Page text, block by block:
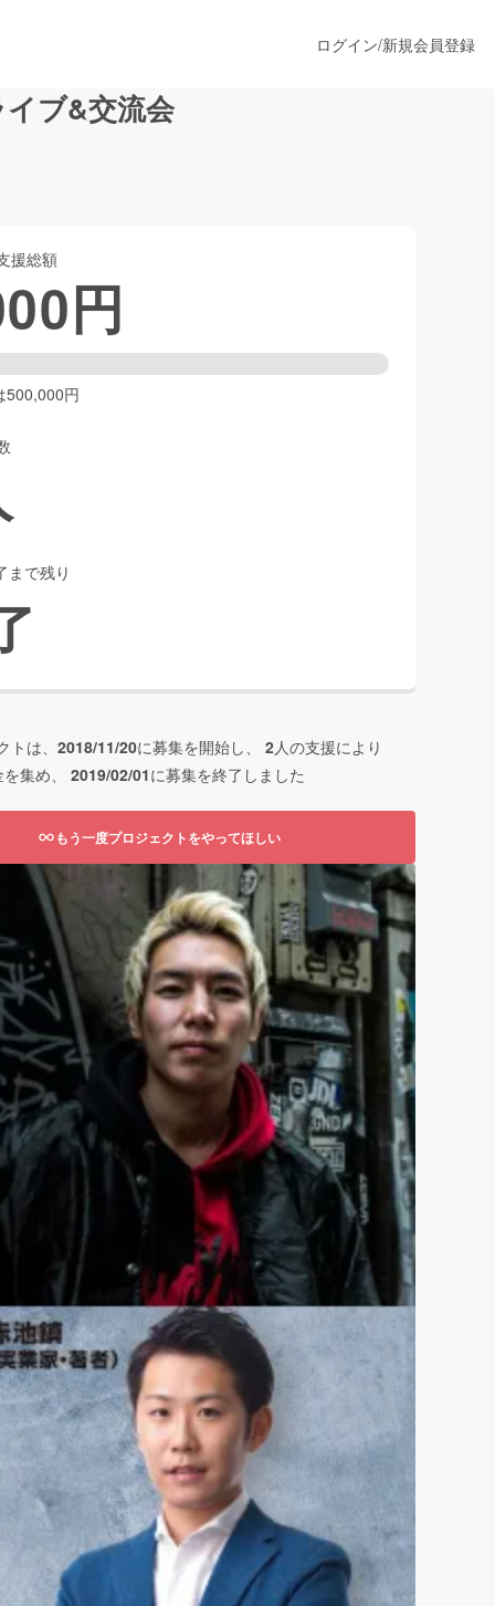
ログイン/新規会員登録
ブ&交流会
援総額
円
500,000円
まで残り
は、 2018/11/20に募集を開始し、 2人の支援により
集め、 2019/02/01に募集を終了しました
もう一度プロジェクトをやってほしい